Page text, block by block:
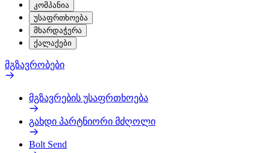
კომპანია
უსაფრთხოება
მხარდაჭერა
ქალაქები
მგზავრობები
მგზავრების უსაფრთხოება
გახდი პარტნიორი მძღოლი
Bolt Send